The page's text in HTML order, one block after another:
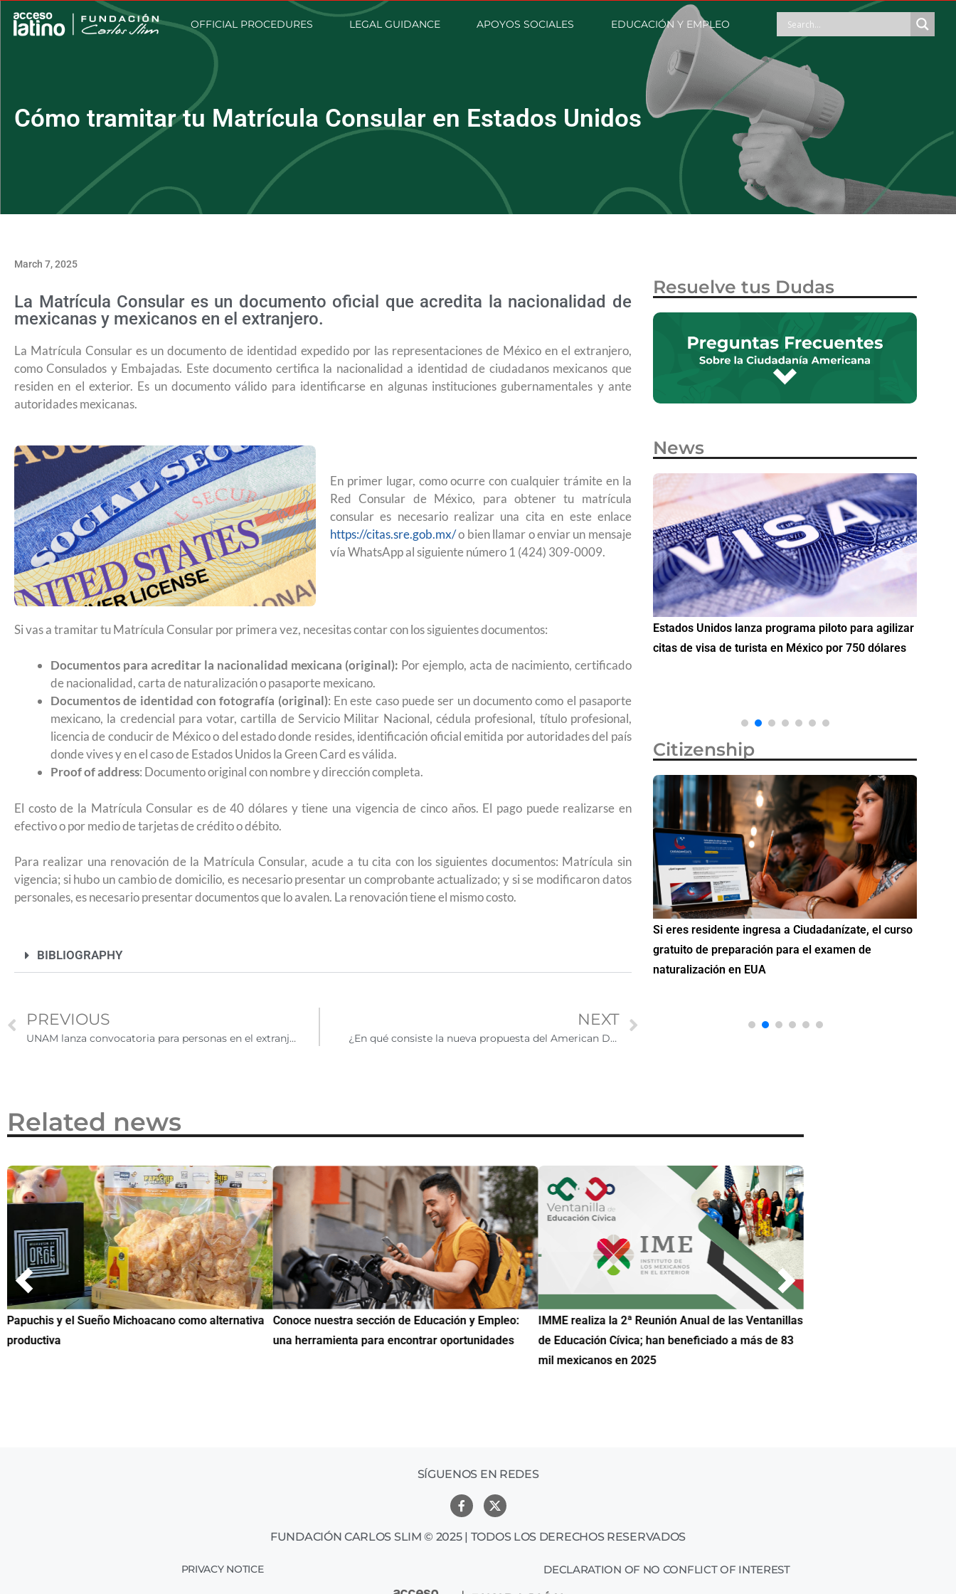
OFFICIAL PROCEDURES LEGAL GUIDANCE APOYOS SOCIALES EDUCACIÓN Y EMPLEO
Cómo tramitar tu Matrícula Consular en Estados Unidos
March 7, 2025
La Matrícula Consular es un documento oficial que acredita la nacionalidad de
mexicanas y mexicanos en el extranjero.
La Matrícula Consular es un documento de identidad expedido por las representaciones de México en el extranjero,
como Consulados y Embajadas. Este documento certifica la nacionalidad a identidad de ciudadanos mexicanos que
residen en el exterior. Es un documento válido para identificarse en algunas instituciones gubernamentales y ante
autoridades mexicanas.
En primer lugar, como ocurre con cualquier trámite en la
Red Consular de México, para obtener tu matrícula
consular es necesario realizar una cita en este enlace
https://citas.sre.gob.mx/o bien llamar o enviar un mensaje
vía WhatsApp al siguiente número 1 (424) 309-0009.
Si vas a tramitar tu Matrícula Consular por primera vez, necesitas contar con los siguientes documentos:
Documentos para acreditar la nacionalidad mexicana (original): Por ejemplo, acta de nacimiento, certificado
de nacionalidad, carta de naturalización o pasaporte mexicano.
Documentos de identidad con fotografía (original): En este caso puede ser un documento como el pasaporte
mexicano, la credencial para votar, cartilla de Servicio Militar Nacional, cédula profesional, título profesional,
licencia de conducir de México o del estado donde resides, identificación oficial emitida por autoridades del país
donde vives y en el caso de Estados Unidos la Green Card es válida.
Proof of address: Documento original con nombre y dirección completa.
El costo de la Matrícula Consular es de 40 dólares y tiene una vigencia de cinco años. El pago puede realizarse en
efectivo o por medio de tarjetas de crédito o débito.
Para realizar una renovación de la Matrícula Consular, acude a tu cita con los siguientes documentos: Matrícula sin
vigencia; si hubo un cambio de domicilio, es necesario presentar un comprobante actualizado; y si se modificaron datos
personales, es necesario presentar documentos que lo avalen. La renovación tiene el mismo costo.
BIBLIOGRAPHY
PREVIOUS
UNAM lanza convocatoria para personas en el extranjero que buscan estudiar el bachillerato
NEXT
¿En qué consiste la nueva propuesta del American Dream and Promise Act?
Resuelve tus Dudas
News
USCIS anuncia cambio de regla que le permite
entrevistar al solicitante
Conoce los cursos de construcción en Capacítate
Estados Unidos lanza programa piloto para agilizar
citas de visa de turista en México por 750 dólares
Citizenship
2026
Si eres residente ingresa a Ciudadanízate, el curso
gratuito de preparación para el examen de
naturalización en EUA
Related news
Papuchis y el Sueño Michoacano como alternativa
productiva
Conoce nuestra sección de Educación y Empleo:
una herramienta para encontrar oportunidades
IMME realiza la 2ª Reunión Anual de las Ventanillas
de Educación Cívica; han beneficiado a más de 83
mil mexicanos en 2025
SÍGUENOS EN REDES
FUNDACIÓN CARLOS SLIM © 2025 | TODOS LOS DERECHOS RESERVADOS
PRIVACY NOTICE DECLARATION OF NO CONFLICT OF INTEREST